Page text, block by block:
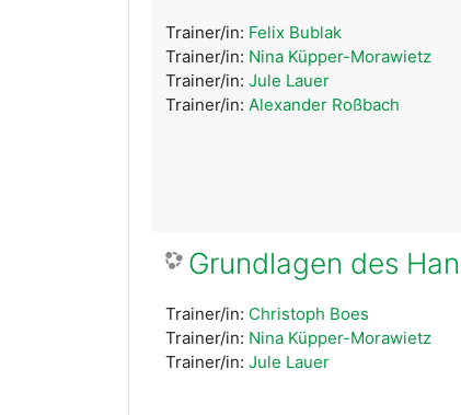
Trainer/in: Felix Bublak
Trainer/in: Nina Küpper-Morawietz
Trainer/in: Jule Lauer
Trainer/in: Alexander Roßbach
Grundlagen des
Trainer/in: Christoph Boes
Trainer/in: Nina Küpper-Morawietz
Trainer/in: Jule Lauer